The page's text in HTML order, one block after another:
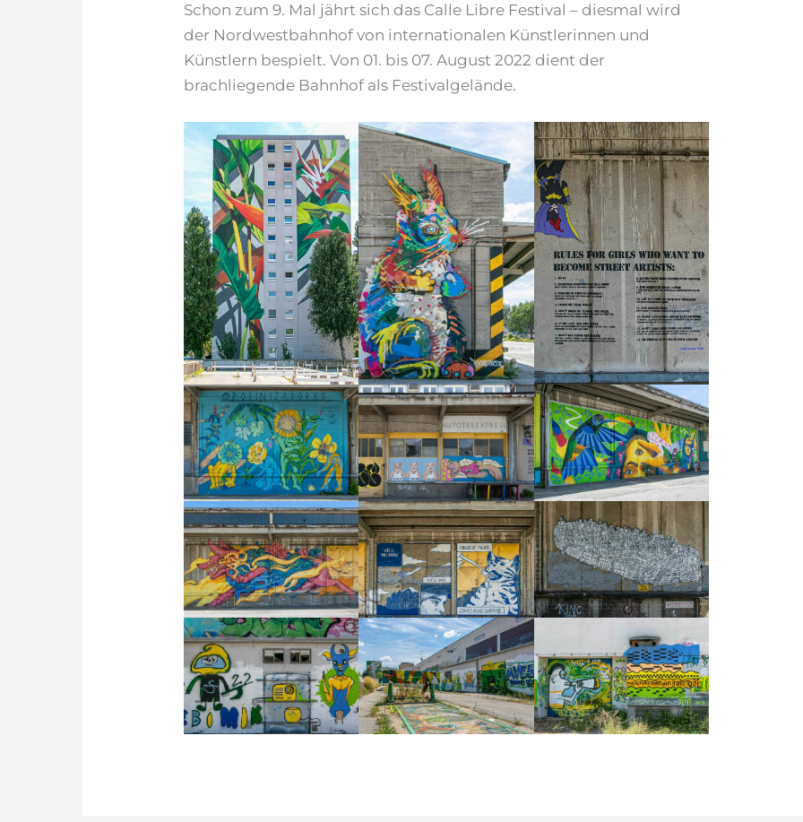
Schon zum 9. Mal jährt sich das Calle Libre Festival – diesmal wird
der Nordwestbahnhof von internationalen Künstlerinnen und
Künstlern bespielt. Von 01. bis 07. August 2022 dient der
brachliegende Bahnhof als Festivalgelände.